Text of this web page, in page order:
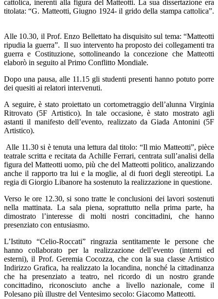
cattolica, inerenti alla figura del Matteotti. La sua dissertazione era
titolata: “G. Matteotti, Giugno 1924- il grido della stampa cattolica”.
Alle 10.30, il Prof. Enzo Bellettato ha disquisito sul tema: “Matteotti
ripudia la guerra”. Il suo intervento ha proposto dei collegamenti tra
guerra e Costituzione, sottolineando la concezione che Matteotti
elaborò in seguito al Primo Conflitto Mondiale.
Dopo una pausa, alle 11.15 gli studenti presenti hanno potuto porre
dei quesiti ai relatori intervenuti.
A seguire, è stato proiettato un cortometraggio dell’alunna Virginia
Ritrovato (5F Artistico). In tale occasione, è stato mostrato agli
astanti il manifesto dell’evento, realizzato da Giada Antonini (5F
Artistico).
Alle 11.30 si è tenuta una lettura dal titolo: “Il mio Matteotti”, pièce
teatrale scritta e recitata da Achille Ferrari, centrata sull’analisi della
figura del Matteotti uomo, più che del Matteotti politico, analizzando
anche il rapporto tra lui e la moglie, al di fuori degli stereotipi. La
regia di Giorgio Libanore ha sostenuto la realizzazione in questione.
Verso le ore 12.30, si sono tratte le conclusioni dei lavori sostenuti
nella mattinata. La sala piena, soprattutto nella prima parte, ha
dimostrato l’interesse di molti nostri concittadini, che hanno
presenziato con entusiasmo.
L’Istituto “Celio-Roccati” ringrazia sentitamente le persone che
hanno collaborato per la realizzazione dell’evento (interni ed
esterni), il Prof. Geremia Cocozza, che con la sua classe Artistico
Indirizzo Grafica, ha realizzato la locandina, nonché la cittadinanza
che ha presenziato a teatro, nel ricordo di un nostro grande
concittadino, riconosciuto anche a livello nazionale, come il
Polesano più illustre del Ventesimo secolo: Giacomo Matteotti.